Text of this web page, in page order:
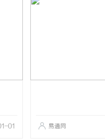
01 易通网